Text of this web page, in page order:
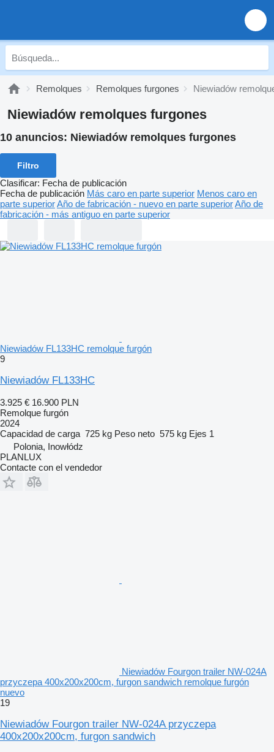
Remolques Remolques furgones Niewiadów
Niewiadów remolques furgones
10 anuncios: Niewiadów remolques furgones
Filtro
Clasificar: Fecha de publicación
Fecha de publicación Más caro en parte superior Menos caro en
parte superiorAño de fabricación - nuevo en parte superiorAño de
fabricación - más antiguo en parte superior
Niewiadów FL133HC remolque furgón
9
Niewiadów FL133HC
3.925 € 16.900 PLN
Remolque furgón
2024
Capacidad de carga 725 kg Peso neto 575 kg Ejes 1
Polonia, Inowłódz
PLANLUX
Contacte con el vendedor
Niewiadów Fourgon trailer NW-024A
przyczepa 400x200x200cm, furgon sandwich remolque furgón
nuevo
19
Niewiadów Fourgon trailer NW-024A przyczepa
400x200x200cm, furgon sandwich